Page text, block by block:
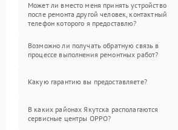
Может ли вместо меня принять устройство
после ремонта другой человек, контактный
телефон которого я предоставлю?
Возможно ли получать обратную связь в
процессе выполнения ремонтных работ?
Какую гарантию вы предоставляете?
В каких районах Якутска располагаются
сервисные центры OPPO?